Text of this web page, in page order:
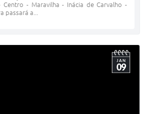
- Maravilha - Inácia de Carvalho -
passará a...
JAN
09